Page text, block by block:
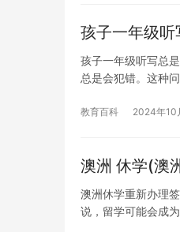
孩子一年级听
孩子一年级听写总
总是会犯错。这种
教育百科 2024年10
澳洲 休学(澳
澳洲休学重新办理
说，留学可能会成